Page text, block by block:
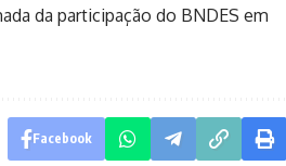
da participação do BNDES em
Facebook